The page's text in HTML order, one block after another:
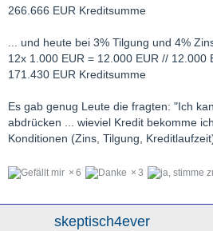
266.666 EUR Kreditsumme
... und heute bei 3% Tilgung und 4% Zins
12x 1.000 EUR = 12.000 EUR // 12.000
171.430 EUR Kreditsumme
Es gab genug Leute die fragten: "Ich
abdrücken ... wieviel Kredit bekomme
Konditionen (Zins, Tilgung,
6 3
skeptisch4ever